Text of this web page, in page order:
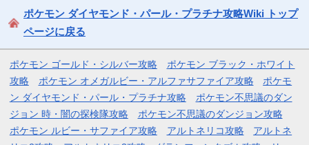
ポケモン ダイヤモンド・パール・プラチナ攻略Wiki トップ
ページに戻る
ポケモン ゴールド・シルバー攻略
ポケモン ブラック・ホワイト
攻略
ポケモン オメガルビー・アルファサファイア攻略
ポケモ
ン ダイヤモンド・パール・プラチナ攻略
ポケモン不思議のダン
ジョン 時・闇の探検隊攻略
ポケモン不思議のダンジョン攻略
ポケモン ルビー・サファイア攻略
アルトネリコ攻略
アルトネ